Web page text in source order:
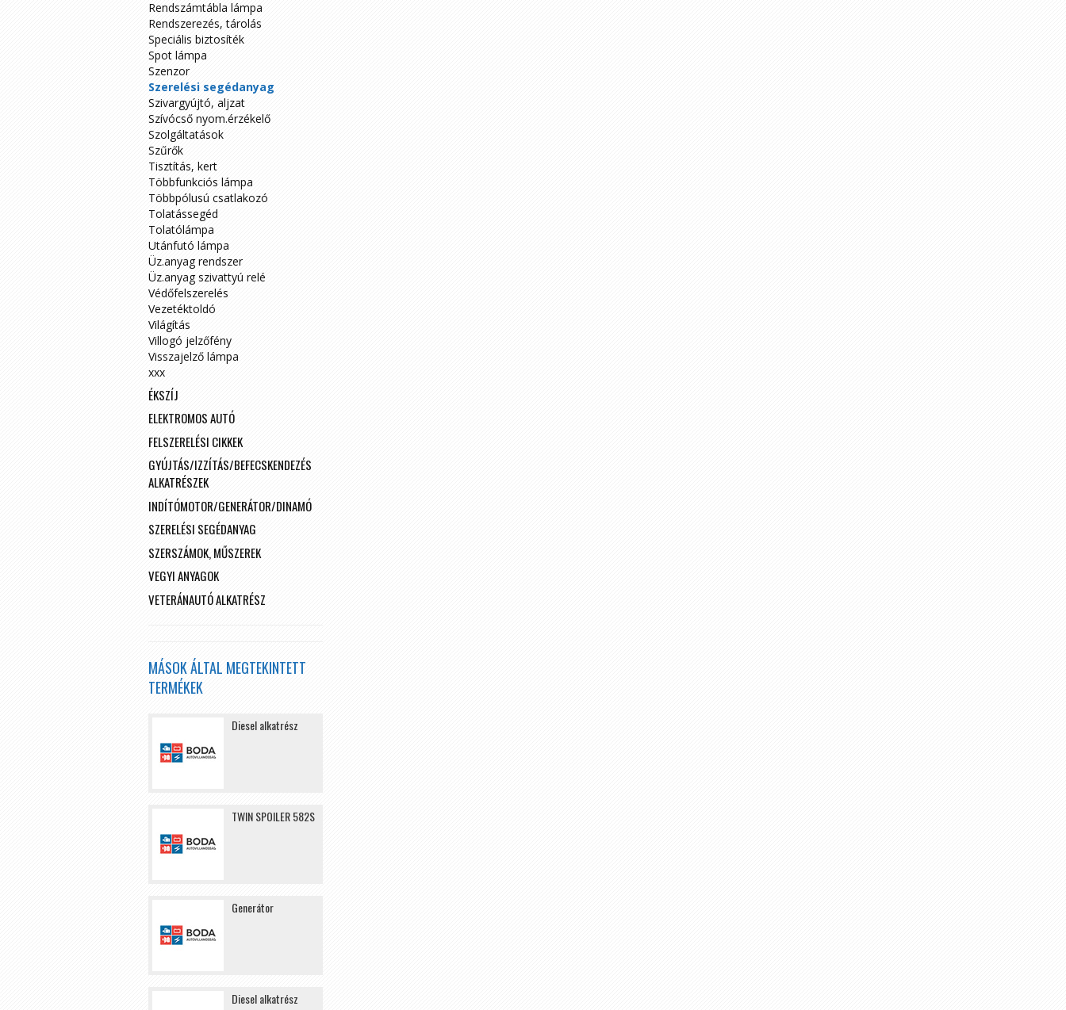
Rendszámtábla lámpa
Rendszerezés, tárolás
Speciális biztosíték
Spot lámpa
Szenzor
Szerelési segédanyag
Szivargyújtó, aljzat
Szívócső nyom.érzékelő
Szolgáltatások
Szűrők
Tisztítás, kert
Többfunkciós lámpa
Többpólusú csatlakozó
Tolatássegéd
Tolatólámpa
Utánfutó lámpa
Üz.anyag rendszer
Üz.anyag szivattyú relé
Védőfelszerelés
Vezetéktoldó
Világítás
Villogó jelzőfény
Visszajelző lámpa
xxx
ÉKSZÍJ
ELEKTROMOS AUTÓ
FELSZERELÉSI CIKKEK
GYÚJTÁS/IZZÍTÁS/BEFECSKENDEZÉS
ALKATRÉSZEK
INDÍTÓMOTOR/GENERÁTOR/DINAMÓ
SZERELÉSI SEGÉDANYAG
SZERSZÁMOK, MŰSZEREK
VEGYI ANYAGOK
VETERÁNAUTÓ ALKATRÉSZ
MÁSOK ÁLTAL MEGTEKINTETT
TERMÉKEK
Diesel alkatrész
TWIN SPOILER 582S
Generátor
Diesel alkatrész